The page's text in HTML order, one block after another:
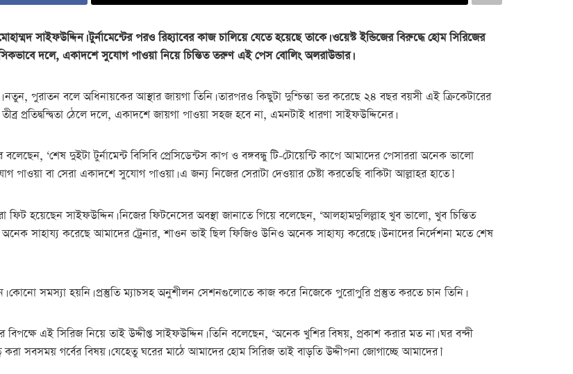
সাইফউদ্দিন। টুর্নামেন্টের পরও রিহ্যাবের কাজ চালিয়ে যেতে হয়েছে তাকে। ওয়েস্ট ইন্ডিজের বিরুদ্ধে হোম সিরিজের
দলে, একাদশে সুযোগ পাওয়া নিয়ে চিন্তিত তরুণ এই পেস বোলিং অলরাউন্ডার।
পুরাতন বলে অধিনায়কের আস্থার জায়গা তিনি। তারপরও কিছুটা দুশ্চিন্তা ভর করেছে ২৪ বছর বয়সী এই ক্রিকেটারের
প্রতিদ্বন্দ্বিতা ঠেলে দলে, একাদশে জায়গা পাওয়া সহজ হবে না, এমনটাই ধারণা সাইফউদ্দিনের।
‘শেষ দুইটা টুর্নামেন্ট বিসিবি প্রেসিডেন্টস কাপ ও বঙ্গবন্ধু টি-টোয়েন্টি কাপে আমাদের পেসাররা অনেক ভালো
পাওয়া বা সেরা একাদশে সুযোগ পাওয়া। এ জন্য নিজের সেরাটা দেওয়ার চেষ্টা করতেছি বাকিটা আল্লাহর হাতে।’
ফিট হয়েছেন সাইফউদ্দিন। নিজের ফিটনেসের অবস্থা জানাতে গিয়ে বলেছেন, ‘আলহামদুলিল্লাহ খুব ভালো, খুব চিন্তিত
সাহায্য করেছে আমাদের ট্রেনার, শাওন ভাই ছিল ফিজিও উনিও অনেক সাহায্য করেছে। উনাদের নির্দেশনা মতে শেষ
কোনো সমস্যা হয়নি। প্রস্তুতি ম্যাচসহ অনুশীলন সেশনগুলোতে কাজ করে নিজেকে পুরোপুরি প্রস্তুত করতে চান তিনি।
বিপক্ষে এই সিরিজ নিয়ে তাই উদ্দীপ্ত সাইফউদ্দিন। তিনি বলেছেন, ‘অনেক খুশির বিষয়, প্রকাশ করার মত না। ঘর বন্দী
সবসময় গর্বের বিষয়। যেহেতু ঘরের মাঠে আমাদের হোম সিরিজ তাই বাড়তি উদ্দীপনা জোগাচ্ছে আমাদের।’